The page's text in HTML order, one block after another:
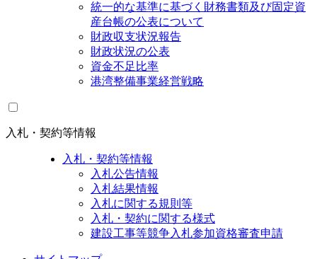
統一的な基準に基づく財務書類及び固定資
産台帳の公表について
財政収支状況報告
財政状況の公表
資金不足比率
港湾整備事業経営戦略
入札・契約等情報
入札・契約等情報
入札公告情報
入札結果情報
入札に関する規則等
入札・契約に関する様式
建設工事等競争入札参加資格審査申請